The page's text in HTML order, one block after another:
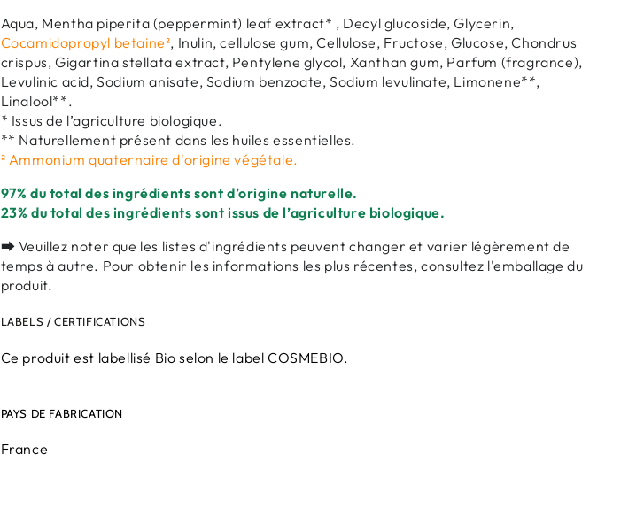
Aqua, Mentha piperita (peppermint) leaf extract* , Decyl glucoside, Glycerin,
Cocamidopropyl betaine², Inulin, cellulose gum, Cellulose, Fructose, Glucose, Chondrus
crispus, Gigartina stellata extract, Pentylene glycol, Xanthan gum, Parfum (fragrance),
Levulinic acid, Sodium anisate, Sodium benzoate, Sodium levulinate, Limonene**,
Linalool**.
* Issus de l’agriculture biologique.
** Naturellement présent dans les huiles essentielles.
² Ammonium quaternaire d'origine végétale.
97% du total des ingrédients sont d’origine naturelle.
23% du total des ingrédients sont issus de l’agriculture biologique.
⮕ Veuillez noter que les listes d'ingrédients peuvent changer et varier légèrement de
temps à autre. Pour obtenir les informations les plus récentes, consultez l'emballage du
produit.
LABELS / CERTIFICATIONS
Ce produit est labellisé Bio selon le label COSMEBIO.
PAYS DE FABRICATION
France